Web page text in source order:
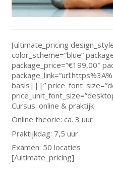
[ultimate_pricing
color_scheme=”blue”
package_price=”€199,00″
basis|||”
Cursus: online & praktijk
Online theorie: ca. 3 uur
Praktijkdag: 7,5 uur
Examen: 50 locaties
[/ultimate_pricing]